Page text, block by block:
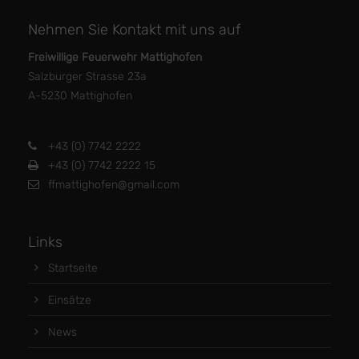
Nehmen Sie Kontakt mit uns auf
Freiwillige Feuerwehr Mattighofen
Salzburger Strasse 23a
A-5230 Mattighofen
+43 (0) 7742 2222
+43 (0) 7742 2222 15
ffmattighofen@gmail.com
Links
Startseite
Einsätze
News